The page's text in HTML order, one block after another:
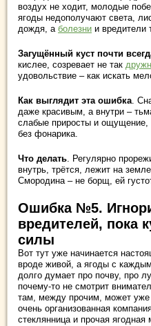
воздух не ходит, молодые
ягоды недополучают света,
дождя, а болезни и вредители
Загущённый куст почти
кислее, созревает не так
удовольствие – как искать
Как выглядит эта ошибка.
даже красивым, а внутри –
слабые приросты и ощущение,
без фонарика.
Что делать. Регулярно
внутрь, трётся, лежит на
Смородина – не борщ, ей
Ошибка №5.
вредителей, пока
силы
Вот тут уже начинается
вроде живой, а ягоды с
долго думает про почву, про
почему-то не смотрит
там, между прочим, может уже
очень организованная
стеклянница и прочая